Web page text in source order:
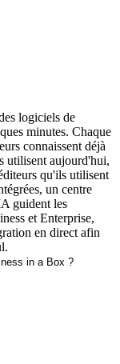
logiciels de
minutes. Chaque
connaissent déjà
utilisent aujourd'hui,
qu'ils utilisent
un centre
guident les
et Enterprise,
en direct afin
in a Box ?